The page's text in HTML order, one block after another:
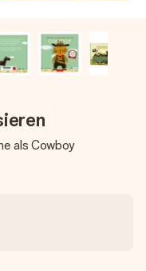
als Cowboy